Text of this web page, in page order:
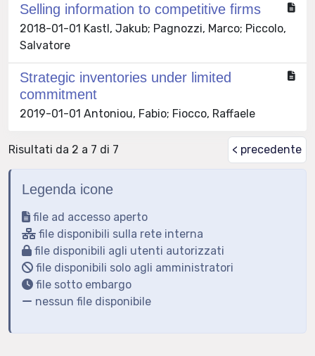
Selling information to competitive firms
2018-01-01 Kastl, Jakub; Pagnozzi, Marco; Piccolo,
Salvatore
Strategic inventories under limited
commitment
2019-01-01 Antoniou, Fabio; Fiocco, Raffaele
Risultati da 2 a 7 di 7 < precedente
Legenda icone
file ad accesso aperto
file disponibili sulla rete interna
file disponibili agli utenti autorizzati
file disponibili solo agli amministratori
file sotto embargo
nessun file disponibile